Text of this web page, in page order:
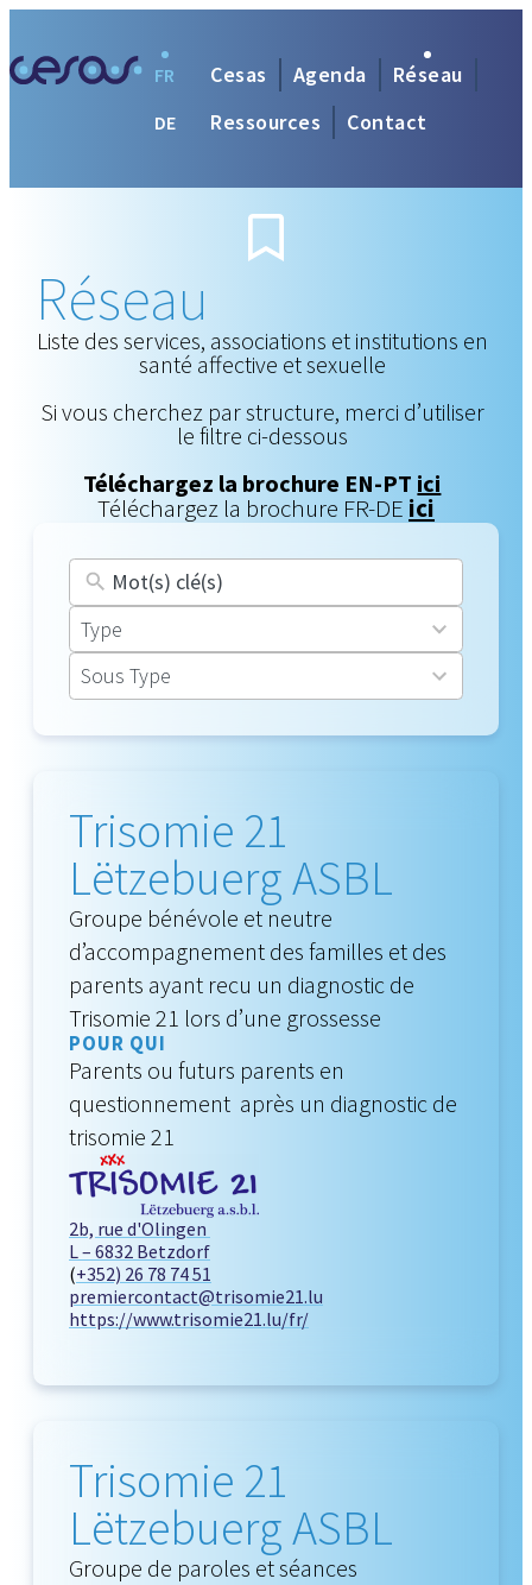
Cesas Agenda
Réseau
Ressources
Contact
FR
DE
Réseau
Liste des services, associations et institutions en
santé affective et sexuelle
Si vous cherchez par structure, merci d’utiliser
le filtre ci-dessous
Téléchargez la brochure EN-PT ici
Téléchargez la brochure FR-DE ici
Type
16
results
available
Sous Type
30
results
available
Trisomie 21
Lëtzebuerg ASBL
Groupe bénévole et neutre
d’accompagnement des familles et des
parents ayant recu un diagnostic de
Trisomie 21 lors d’une grossesse
POUR QUI
Parents ou futurs parents en
questionnement après un diagnostic de
trisomie 21
2b, rue d'Olingen
L – 6832 Betzdorf
(+352) 26 78 74 51
premiercontact@trisomie21.lu
https://www.trisomie21.lu/fr/
Trisomie 21
Lëtzebuerg ASBL
Groupe de paroles et séances